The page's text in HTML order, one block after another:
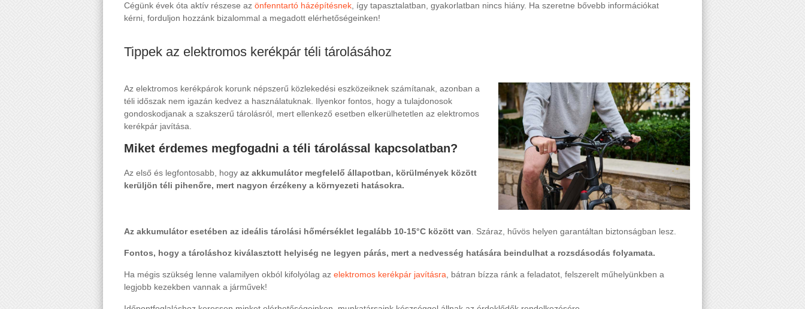
Cégünk évek óta aktív részese az önfenntartó házépítésnek, így tapasztalatban, gyakorlatban nincs hiány. Ha szeretne bővebb információkat
kérni, forduljon hozzánk bizalommal a megadott elérhetőségeinken!
Tippek az elektromos kerékpár téli tárolásához
Az elektromos kerékpárok korunk népszerű közlekedési eszközeiknek számítanak, azonban a
téli időszak nem igazán kedvez a használatuknak. Ilyenkor fontos, hogy a tulajdonosok
gondoskodjanak a szakszerű tárolásról, mert ellenkező esetben elkerülhetetlen az elektromos
kerékpár javítása.
Miket érdemes megfogadni a téli tárolással kapcsolatban?
Az első és legfontosabb, hogy az akkumulátor megfelelő állapotban, körülmények között
kerüljön téli pihenőre, mert nagyon érzékeny a környezeti hatásokra.
Az akkumulátor esetében az ideális tárolási hőmérséklet legalább 10-15°C között van . Száraz, hűvös helyen garantáltan biztonságban lesz.
Fontos, hogy a tároláshoz kiválasztott helyiség ne legyen párás, mert a nedvesség hatására beindulhat a rozsdásodás folyamata.
Ha mégis szükség lenne valamilyen okból kifolyólag az elektromos kerékpár javításra , bátran bízza ránk a feladatot, felszerelt műhelyünkben a
legjobb kezekben vannak a járművek!